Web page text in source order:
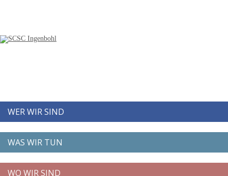
WER WIR SIND
WAS WIR TUN
WO WIR SIND